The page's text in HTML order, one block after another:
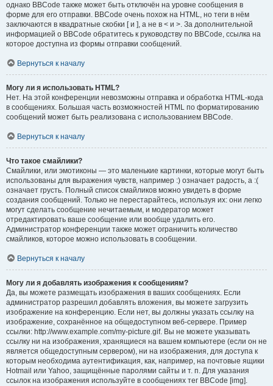
однако BBCode также может быть отключён на уровне сообщения в
форме для его отправки. BBCode очень похож на HTML, но теги в нём
заключаются в квадратные скобки [ и ], а не в < и >. За дополнительной
информацией о BBCode обратитесь к руководству по BBCode, ссылка на
которое доступна из формы отправки сообщений.
Вернуться к началу
Могу ли я использовать HTML?
Нет. На этой конференции невозможны отправка и обработка HTML-кода
в сообщениях. Большая часть возможностей HTML по форматированию
сообщений может быть реализована с использованием BBCode.
Вернуться к началу
Что такое смайлики?
Смайлики, или эмотиконы — это маленькие картинки, которые могут быть
использованы для выражения чувств, например :) означает радость, а :(
означает грусть. Полный список смайликов можно увидеть в форме
создания сообщений. Только не перестарайтесь, используя их: они легко
могут сделать сообщение нечитаемым, и модератор может
отредактировать ваше сообщение или вообще удалить его.
Администратор конференции также может ограничить количество
смайликов, которое можно использовать в сообщении.
Вернуться к началу
Могу ли я добавлять изображения к сообщениям?
Да, вы можете размещать изображения в ваших сообщениях. Если
администратор разрешил добавлять вложения, вы можете загрузить
изображение на конференцию. Если нет, вы должны указать ссылку на
изображение, сохранённое на общедоступном веб-сервере. Пример
ссылки: http://www.example.com/my-picture.gif. Вы не можете указывать
ссылку ни на изображения, хранящиеся на вашем компьютере (если он не
является общедоступным сервером), ни на изображения, для доступа к
которым необходима аутентификация, как, например, на почтовые ящики
Hotmail или Yahoo, защищённые паролями сайты и т. п. Для указания
ссылок на изображения используйте в сообщениях тег BBCode [img].